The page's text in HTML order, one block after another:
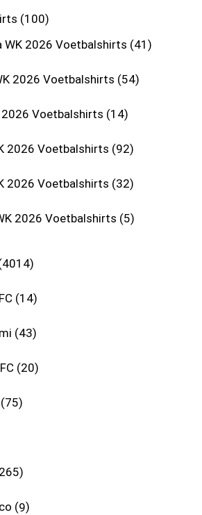
100
WK 2026 Voetbalshirts 41
2026 Voetbalshirts 54
2026 Voetbalshirts 14
2026 Voetbalshirts 92
2026 Voetbalshirts 32
2026 Voetbalshirts 5
4014
14
43
20
75
9